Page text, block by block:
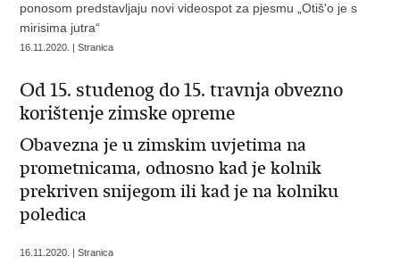
ponosom predstavljaju novi videospot za pjesmu „Otiš'o je s
mirisima jutra“
16.11.2020. | Stranica
Od 15. studenog do 15. travnja obvezno
korištenje zimske opreme
Obavezna je u zimskim uvjetima na
prometnicama, odnosno kad je kolnik
prekriven snijegom ili kad je na kolniku
poledica
16.11.2020. | Stranica